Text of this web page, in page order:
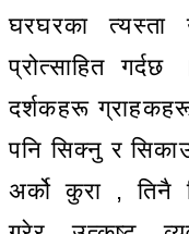
घरघरका त्यस्ता
प्रोत्साहित
दर्शकहरू
पनि सिक्नु र
अर्को कुरा , तिनै